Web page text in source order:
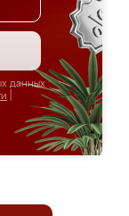
данных